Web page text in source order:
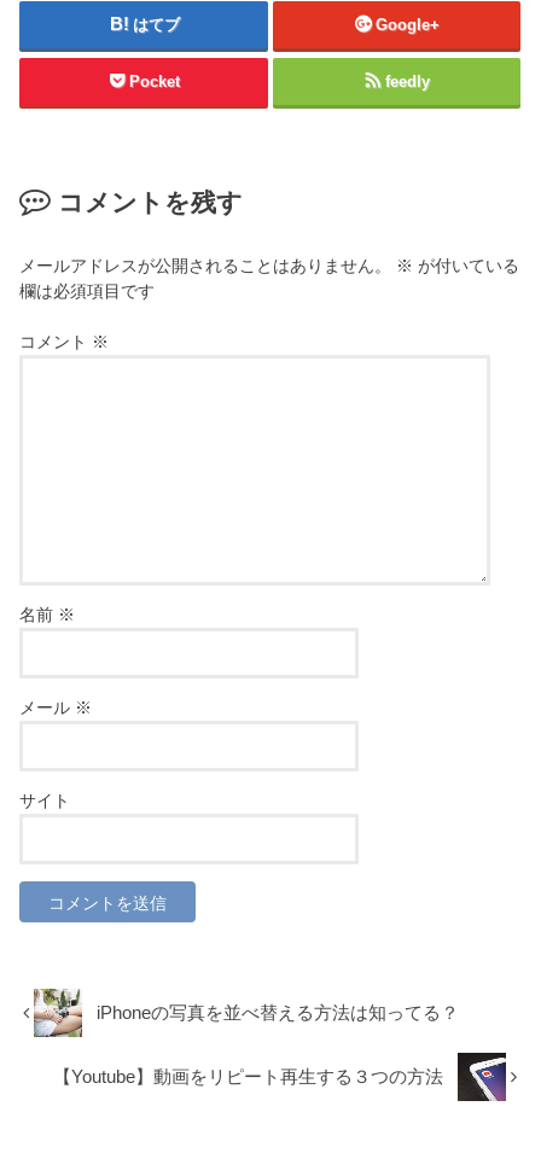
はてブ Google+
Pocket feedly
コメントを残す
メールアドレスが公開されることはありません。 ※ が付いている
欄は必須項目です
コメント ※
名前 ※
メール ※
サイト
iPhoneの写真を並べ替える方法は知ってる？
【Youtube】動画をリピート再生する３つの方法